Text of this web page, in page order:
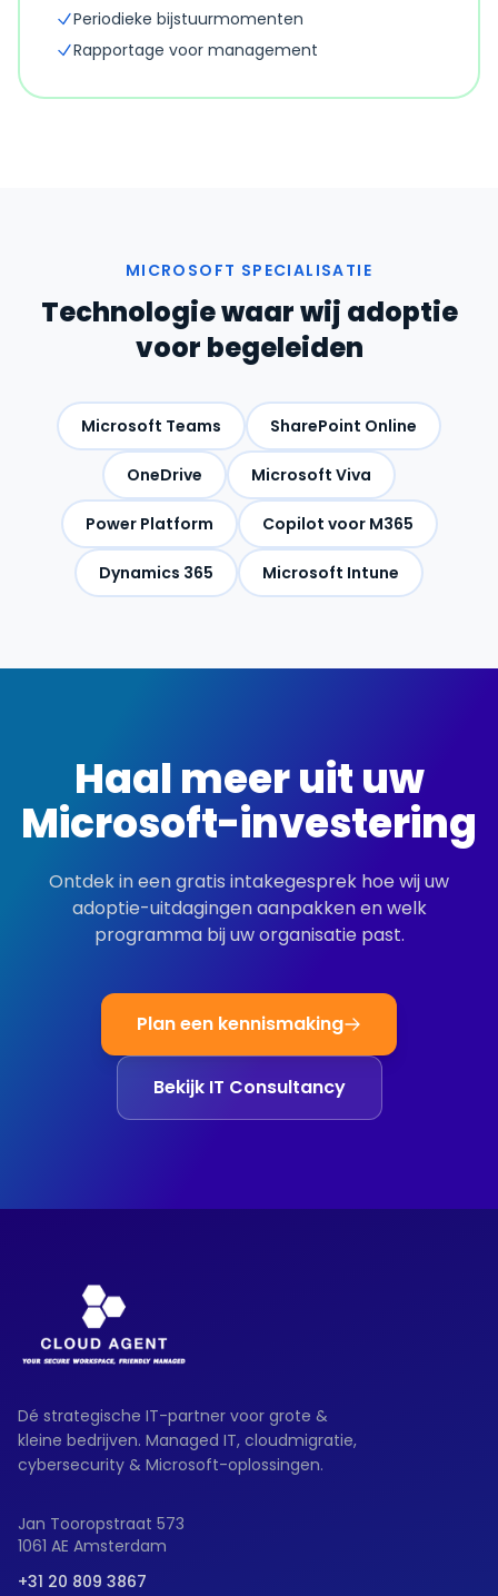
Periodieke bijstuurmomenten
Rapportage voor management
MICROSOFT SPECIALISATIE
Technologie waar wij adoptie
voor begeleiden
Microsoft Teams SharePoint Online
OneDrive Microsoft Viva
Power Platform Copilot voor M365
Dynamics 365 Microsoft Intune
Haal meer uit uw
Microsoft-investering
Ontdek in een gratis intakegesprek hoe wij uw
adoptie-uitdagingen aanpakken en welk
programma bij uw organisatie past.
Plan een kennismaking
Bekijk IT Consultancy
Dé strategische IT-partner voor grote &
kleine bedrijven. Managed IT, cloudmigratie,
cybersecurity & Microsoft-oplossingen.
Jan Tooropstraat 573
1061 AE Amsterdam
+31 20 809 3867